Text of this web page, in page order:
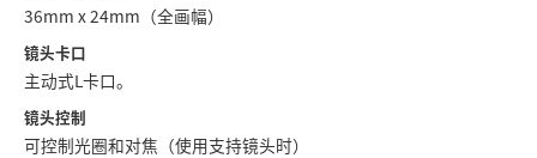
Norway
Poland
Portugal
36mm x 24mm（全画幅）
镜头卡口
主动式L卡口。
镜头控制
可控制光圈和对焦（使用支持镜头时）